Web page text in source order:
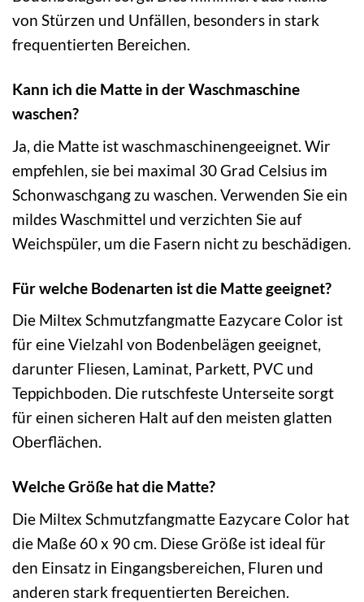
von Stürzen und Unfällen, besonders in stark
frequentierten Bereichen.
Kann ich die Matte in der Waschmaschine
waschen?
Ja, die Matte ist waschmaschinengeeignet. Wir
empfehlen, sie bei maximal 30 Grad Celsius im
Schonwaschgang zu waschen. Verwenden Sie ein
mildes Waschmittel und verzichten Sie auf
Weichspüler, um die Fasern nicht zu beschädigen.
Für welche Bodenarten ist die Matte geeignet?
Die Miltex Schmutzfangmatte Eazycare Color ist
für eine Vielzahl von Bodenbelägen geeignet,
darunter Fliesen, Laminat, Parkett, PVC und
Teppichboden. Die rutschfeste Unterseite sorgt
für einen sicheren Halt auf den meisten glatten
Oberflächen.
Welche Größe hat die Matte?
Die Miltex Schmutzfangmatte Eazycare Color hat
die Maße 60 x 90 cm. Diese Größe ist ideal für
den Einsatz in Eingangsbereichen, Fluren und
anderen stark frequentierten Bereichen.